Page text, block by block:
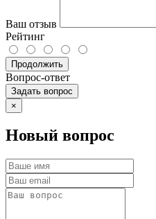
Ваш отзыв
Рейтинг
Продолжить
Вопрос-ответ
Задать вопрос
×
Новый вопрос